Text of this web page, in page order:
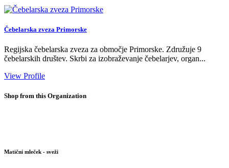
Čebelarska zveza Primorske
Regijska čebelarska zveza za območje Primorske. Združuje 9
čebelarskih društev. Skrbi za izobraževanje čebelarjev, organ...
View Profile
Shop from this Organization
Matični mleček - sveži